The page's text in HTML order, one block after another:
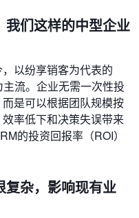
们这样的中型企业
以纷享销客为代表的
流。企业无需一次性投
是可以根据团队规模按
率低下和决策失误带来
的投资回报率（ROI）
杂，影响现有业